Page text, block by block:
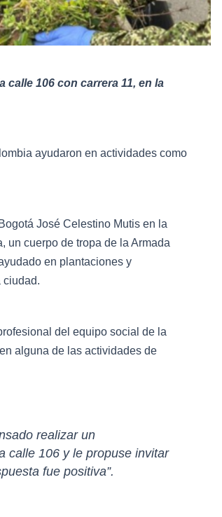
106 con carrera 11, en la
ayudaron en actividades como
José Celestino Mutis en la
un cuerpo de tropa de la Armada
en plantaciones y
ciudad.
del equipo social de la
alguna de las actividades de
realizar un
calle 106 y le propuse invitar
fue positiva”.